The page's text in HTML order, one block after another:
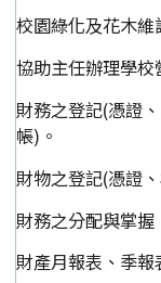
校園綠化及花木維
協助主任辦理學校
財務之登記(憑證
帳)。
財物之登記(憑證
財務之分配與掌握
財產月報表、季報